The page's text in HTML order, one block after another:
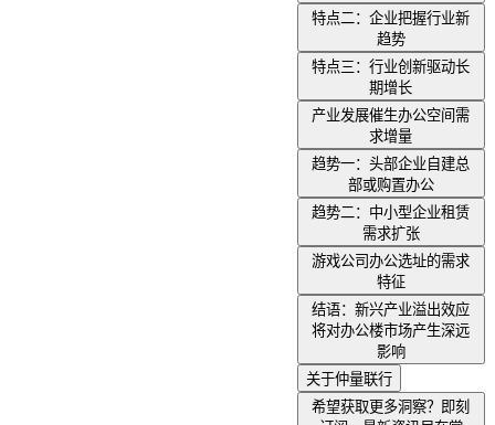
特点二：企业把握行业新
趋势
特点三：行业创新驱动长
期增长
产业发展催生办公空间需
求增量
趋势一：头部企业自建总
部或购置办公
趋势二：中小型企业租赁
需求扩张
游戏公司办公选址的需求
特征
结语：新兴产业溢出效应
将对办公楼市场产生深远
影响
关于仲量联行
希望获取更多洞察？即刻